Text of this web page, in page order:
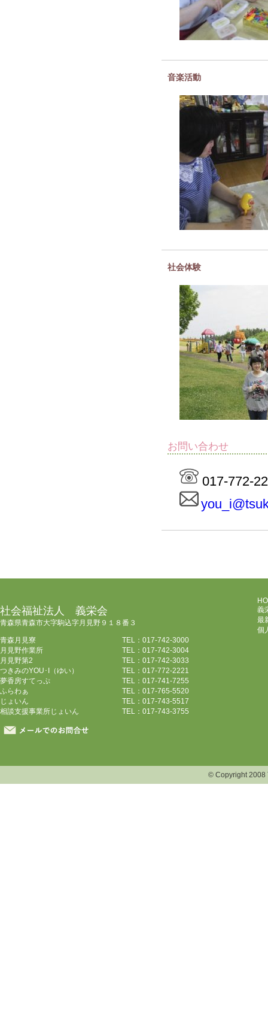
音楽活動
社会体験
お問い合わせ
017-772-
社会福祉法人 義栄会
青森県青森市大字駒込字月見野９１８番３
青森月見寮
TEL：017-742-3000
月見野作業所
TEL：017-742-3004
月見野第2
TEL：017-742-3033
つきみのYOU･I（ゆい）
TEL：017-772-2221
夢香房すてっぷ
TEL：017-741-7255
ふらわぁ
TEL：017-765-5520
じょいん
TEL：017-743-5517
相談支援事業所じょいん
TEL：017-743-3755
義
最
個
© Copyright 2008